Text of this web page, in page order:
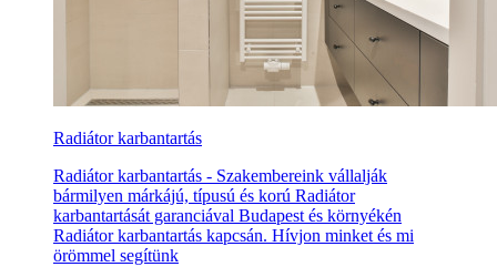
Radiátor karbantartás
Radiátor karbantartás - Szakembereink vállalják
bármilyen márkájú, típusú és korú Radiátor
karbantartását garanciával Budapest és környékén
Radiátor karbantartás kapcsán. Hívjon minket és mi
örömmel segítünk